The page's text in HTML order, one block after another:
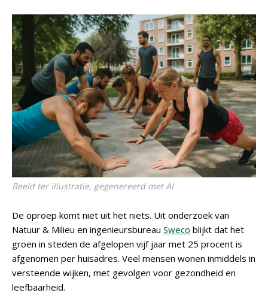
Beeld ter illustratie, gegenereerd met AI
De oproep komt niet uit het niets. Uit onderzoek van
Natuur & Milieu en ingenieursbureau Sweco blijkt dat het
groen in steden de afgelopen vijf jaar met 25 procent is
afgenomen per huisadres. Veel mensen wonen inmiddels in
versteende wijken, met gevolgen voor gezondheid en
leefbaarheid.